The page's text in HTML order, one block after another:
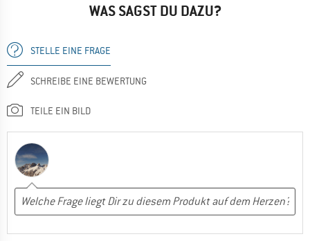
WAS SAGST DU DAZU?
STELLE EINE FRAGE
SCHREIBE EINE BEWERTUNG
TEILE EIN BILD